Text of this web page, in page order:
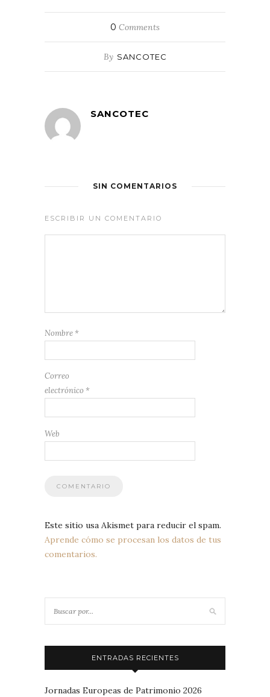
0 Comments
By SANCOTEC
SANCOTEC
SIN COMENTARIOS
ESCRIBIR UN COMENTARIO
Nombre *
Correo
electrónico *
Web
Este sitio usa Akismet para reducir el spam.
Aprende cómo se procesan los datos de tus
comentarios.
ENTRADAS RECIENTES
Jornadas Europeas de Patrimonio 2026